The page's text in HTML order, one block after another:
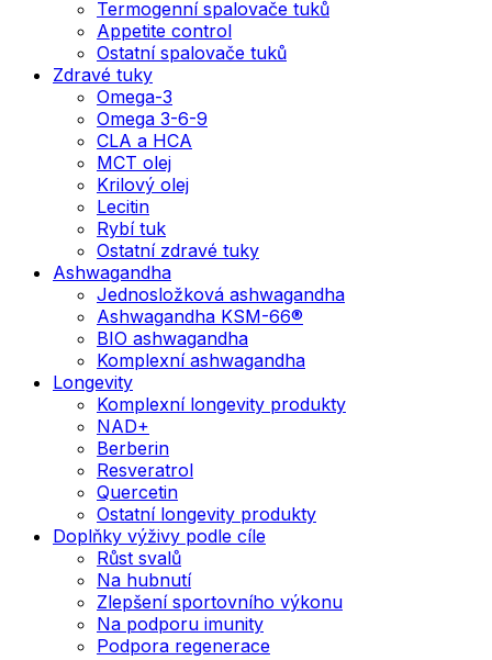
Termogenní spalovače tuků
Appetite control
Ostatní spalovače tuků
Zdravé tuky
Omega-3
Omega 3-6-9
CLA a HCA
MCT olej
Krilový olej
Lecitin
Rybí tuk
Ostatní zdravé tuky
Ashwagandha
Jednosložková ashwagandha
Ashwagandha KSM-66®
BIO ashwagandha
Komplexní ashwagandha
Longevity
Komplexní longevity produkty
NAD+
Berberin
Resveratrol
Quercetin
Ostatní longevity produkty
Doplňky výživy podle cíle
Růst svalů
Na hubnutí
Zlepšení sportovního výkonu
Na podporu imunity
Podpora regenerace